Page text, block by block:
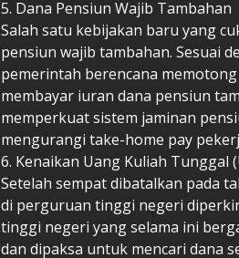
5. Dana Pensiun Wajib Tambahan
Salah satu kebijakan baru yang
pensiun wajib tambahan. Sesuai
pemerintah berencana
membayar iuran dana pensiun
memperkuat sistem jaminan
mengurangi take-home pay
6. Kenaikan Uang Kuliah Tunggal
Setelah sempat dibatalkan pada
di perguruan tinggi negeri
tinggi negeri yang selama ini
dan dipaksa untuk mencari dana